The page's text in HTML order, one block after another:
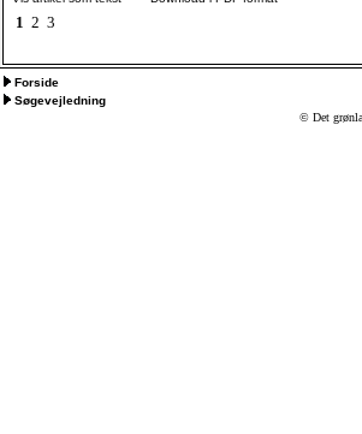
1 2 3
Forside
Søgevejledning
© Det